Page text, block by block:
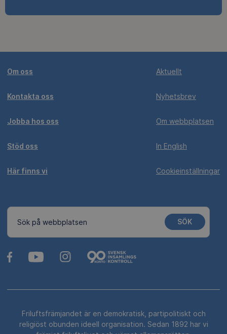
Om oss
Kontakta oss
Jobba hos oss
Stöd oss
Här finns vi
Aktuellt
Nyhetsbrev
Om webbplatsen
In English
Cookieinställningar
Sök på webbplatsen SÖK
Friluftsfrämjandet är en demokratisk, partipolitiskt och
religiöst obunden ideell organisation. Sedan 1892 har vi